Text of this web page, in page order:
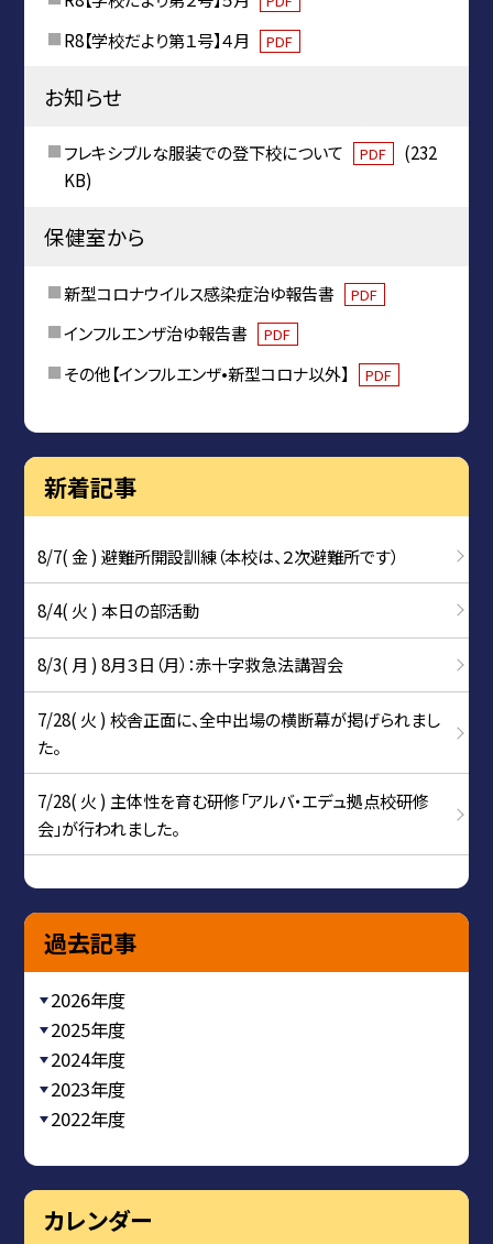
R8【学校だより第１号】４月 PDF
お知らせ
フレキシブルな服装での登下校について PDF
(232
KB)
保健室から
新型コロナウイルス感染症治ゆ報告書 PDF
インフルエンザ治ゆ報告書 PDF
その他【インフルエンザ•新型コロナ以外】 PDF
新着記事
8/7( 金 ) 避難所開設訓練（本校は、２次避難所です）
8/4( 火 ) 本日の部活動
8/3( 月 ) 8月３日（月）：赤十字救急法講習会
7/28( 火 ) 校舎正面に、全中出場の横断幕が掲げられまし
た。
7/28( 火 ) 主体性を育む研修「アルバ・エデュ拠点校研修
会」が行われました。
過去記事
2026年度
2025年度
2024年度
2023年度
2022年度
カレンダー